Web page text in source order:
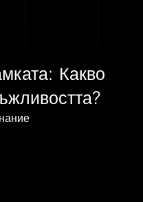
Какво